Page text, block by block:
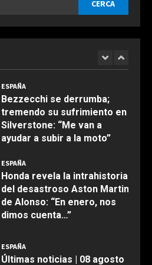
declararse mujeres y
elegibles en el draft
Bezzecchi se derrumba;
ayudar a subir a la moto”
Agosto 8, 2026
ESPAÑA
Honda revela la intrahistoria
del desastroso Aston Martin
de Alonso: “En enero, nos
dimos cuenta…”
Agosto 8, 2026
ESPAÑA
Últimas noticias | 08 agosto
2026 – Mañana
Agosto 8, 2026
ESPAÑA
EE.UU. prevé enviar 1.000
Ensalada de espinacas
deliciosa
COCINA
Boquerones fritos en
freidora de aire
Aprile 24, 2026
COCINA
Buñuelos de alcachofas
Aprile 5, 2026
COCINA
Ternera guisada con